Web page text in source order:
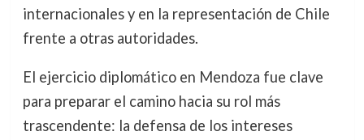
internacionales y en la representación de Chile
frente a otras autoridades.
El ejercicio diplomático en Mendoza fue clave
para preparar el camino hacia su rol más
trascendente: la defensa de los intereses